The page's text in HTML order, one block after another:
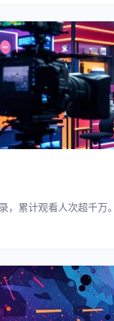
累计观看人次超千万